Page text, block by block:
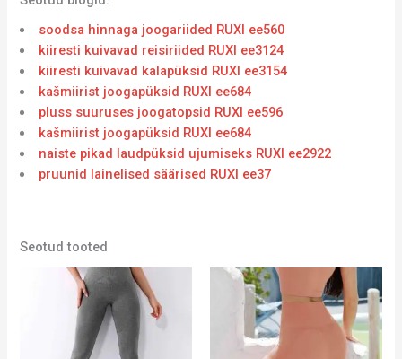
soodsa hinnaga joogariided RUXI ee560
kiiresti kuivavad reisiriided RUXI ee3124
kiiresti kuivavad kalapüksid RUXI ee3154
kašmiirist joogapüksid RUXI ee684
pluss suuruses joogatopsid RUXI ee596
kašmiirist joogapüksid RUXI ee684
naiste pikad laudpüksid ujumiseks RUXI ee2922
pruunid lainelised säärised RUXI ee37
Seotud tooted